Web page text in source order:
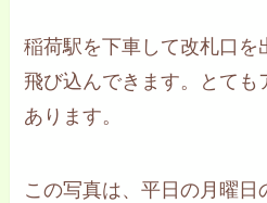
稲荷駅を下車して改札口を
飛び込んできます。とても
あります。
この写真は、平日の月曜